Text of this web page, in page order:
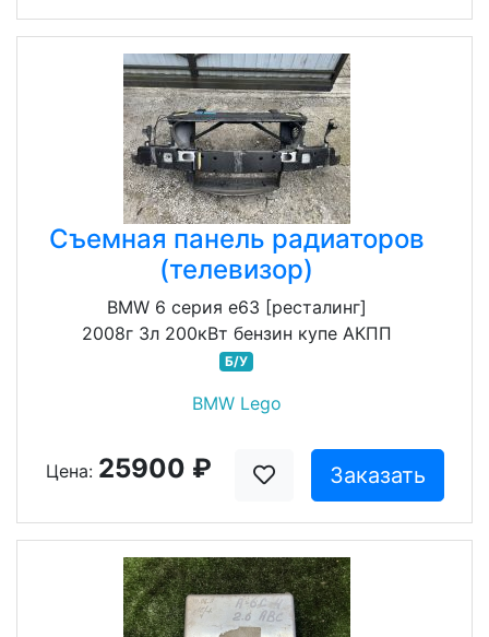
Съемная панель радиаторов
(телевизор)
BMW 6 серия e63 [ресталинг]
2008г 3л 200кВт бензин купе АКПП
Б/У
BMW Lego
Цена: 25900 ₽ Заказать